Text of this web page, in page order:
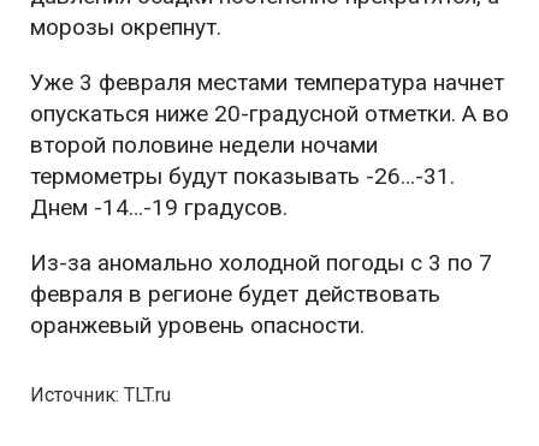
морозы окрепнут.
Уже 3 февраля местами температура начнет
опускаться ниже 20-градусной отметки. А во
второй половине недели ночами
термометры будут показывать -26…-31.
Днем -14…-19 градусов.
Из-за аномально холодной погоды с 3 по 7
февраля в регионе будет действовать
оранжевый уровень опасности.
Источник: TLT.ru